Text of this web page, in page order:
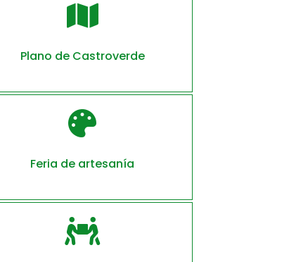

Plano de Castroverde

Feria de artesanía
